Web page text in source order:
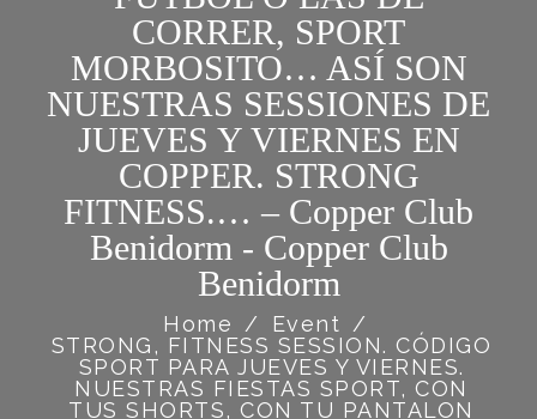
CORRER, SPORT
MORBOSITO… ASÍ SON
NUESTRAS SESSIONES DE
JUEVES Y VIERNES EN
COPPER. STRONG
FITNESS.… – Copper Club
Benidorm - Copper Club
Benidorm
Home / Event /
STRONG, FITNESS SESSION. CÓDIGO
SPORT PARA JUEVES Y VIERNES.
NUESTRAS FIESTAS SPORT, CON
TUS SHORTS, CON TU PANTALON